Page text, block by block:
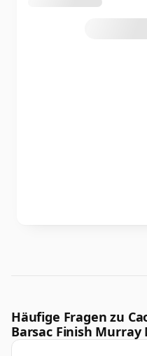
Häufige Fragen zu
Barsac Finish Murray